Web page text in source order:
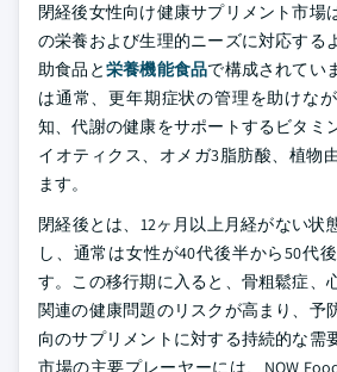
閉経後女性向け健康サプリメント市場
の栄養および生理的ニーズに対応する
助食品と栄養機能食品で構成されてい
は通常、更年期症状の管理を助けな
知、代謝の健康をサポートするビタミ
イオティクス、オメガ3脂肪酸、植物
ます。
閉経後とは、12ヶ月以上月経がない状
し、通常は女性が40代後半から50代
す。この移行期に入ると、骨粗鬆症、
関連の健康問題のリスクが高まり、予
向のサプリメントに対する持続的な需
市場の主要プレーヤーには、NOW